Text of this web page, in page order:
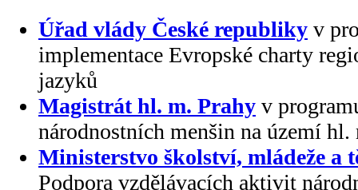
Úřad vlády České republiky v
implementace Evropské charty
jazyků
Magistrát hl. m. Prahy v
národnostních menšin na území hl.
Ministerstvo školství, mládeže a
Podpora vzdělávacích aktivit